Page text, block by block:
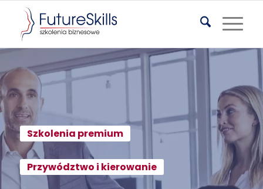
Szkolenia premium
Przywództwo i kierowanie